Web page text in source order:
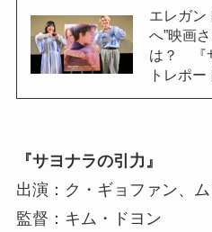
エレガン
へ”映画
は？ 『
トレポー
『サヨナラの引力』
出演：ク・ギョファン、
監督：キム・ドヨン